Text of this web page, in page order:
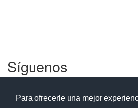
Para ofrecerle una mejor
Síguenos